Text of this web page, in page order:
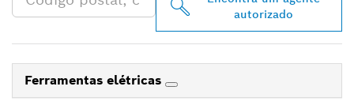
autorizado
Ferramentas elétricas